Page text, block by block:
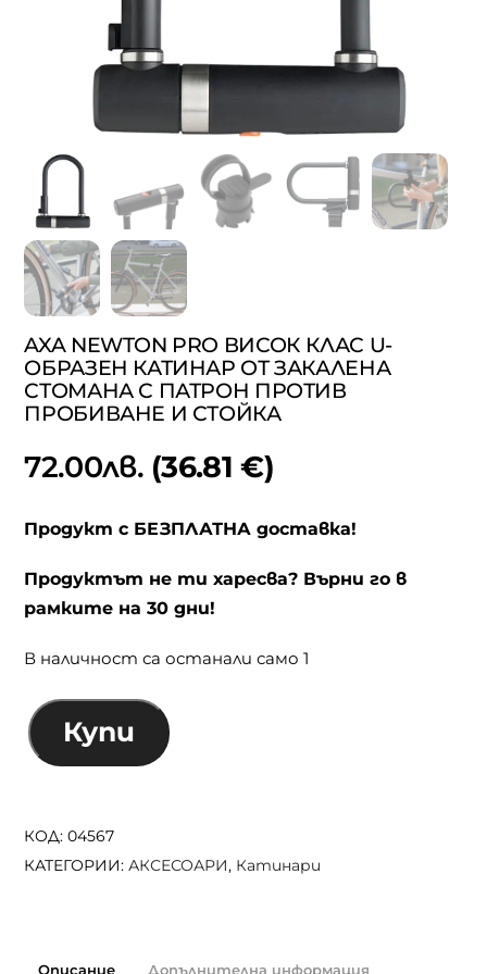
AXA NEWTON PRO ВИСОК КЛАС U-
ОБРАЗЕН КАТИНАР ОТ ЗАКАЛЕНА
СТОМАНА С ПАТРОН ПРОТИВ
ПРОБИВАНЕ И СТОЙКА
72.00лв. (36.81 €)
Продукт с БЕЗПЛАТНА доставка!
Продуктът не ти харесва? Върни го в
рамките на 30 дни!
В наличност са останали само 1
количество
NEWTON
PRO
Купи
КОД:04567
КАТЕГОРИИ:АКСЕСОАРИ, Катинари
Описание Допълнителна информация